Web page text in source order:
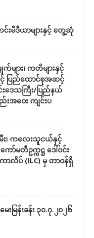
းမီဒီယာများနှင့် တွေ့ဆုံ
ျား၊ ကတိများနှင့်
င့် ပြည်ထောင်စုအဆင့်
င်းဒေသကြီး/ပြည်နယ်
အဝေး ကျင်းပ
၊ ကလေးသူငယ်နှင့်
မတီဥက္ကဋ္ဌ ဒေါ်ဝင်း
ာလိပ် (ILC) မှ တာဝန်ရှိ
ြန်းခန်း ၃၀.၇.၂၀၂၆